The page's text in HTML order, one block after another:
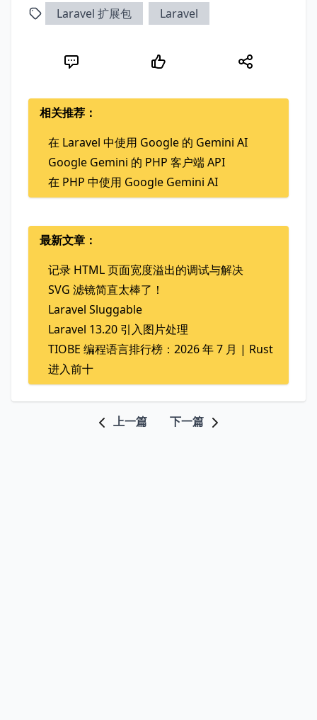
Laravel 扩展包 Laravel
相关推荐：
在 Laravel 中使用 Google 的 Gemini AI
Google Gemini 的 PHP 客户端 API
在 PHP 中使用 Google Gemini AI
最新文章：
记录 HTML 页面宽度溢出的调试与解决
SVG 滤镜简直太棒了！
Laravel Sluggable
Laravel 13.20 引入图片处理
TIOBE 编程语言排行榜：2026 年 7 月 | Rust
进入前十
上一篇 下一篇